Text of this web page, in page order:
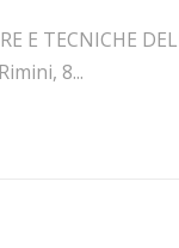
E TECNICHE
8...